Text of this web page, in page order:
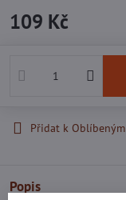
109 Kč
Přidat k Oblíbeným
Popis